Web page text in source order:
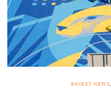
BASKET NEWS,